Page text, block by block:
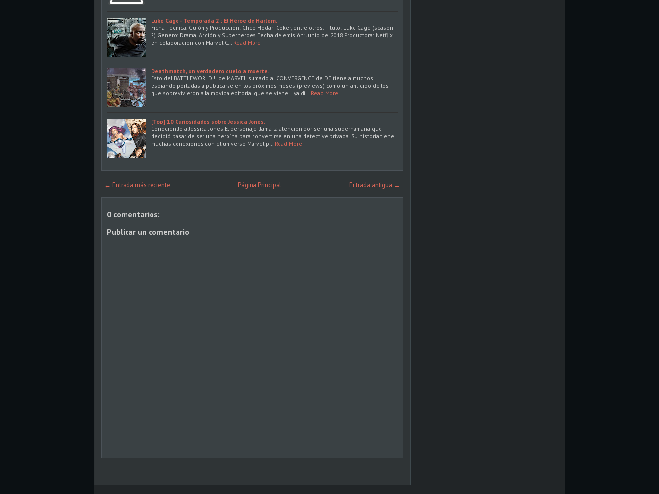
Luke Cage - Temporada 2 : El Héroe de Harlem.
Ficha Técnica. Guión y Producción: Cheo Hodari Coker, entre otros. Título: Luke Cage (season
2) Genero: Drama, Acción y Superheroes Fecha de emisión: Junio del 2018 Productora: Netflix
en colaboración con Marvel C…
Read More
Deathmatch, un verdadero duelo a muerte.
Esto del BATTLEWORLD!!! de MARVEL sumado al CONVERGENCE de DC tiene a muchos
espiando portadas a publicarse en los próximos meses (previews) como un anticipo de los
que sobrevivieron a la movida editorial que se viene… ya di…
Read More
[Top] 10 Curiosidades sobre Jessica Jones.
Conociendo a Jessica Jones El personaje llama la atención por ser una superhamana que
decidió pasar de ser una heroína para convertirse en una detective privada. Su historia tiene
muchas conexiones con el universo Marvel p…
Read More
← Entrada más reciente Entrada antigua →
Página Principal
0 comentarios:
Publicar un comentario